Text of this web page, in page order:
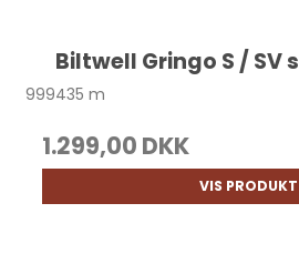
Biltwell Gringo S / SV
999435 m
1.299,00 DKK
VIS PRODUKT